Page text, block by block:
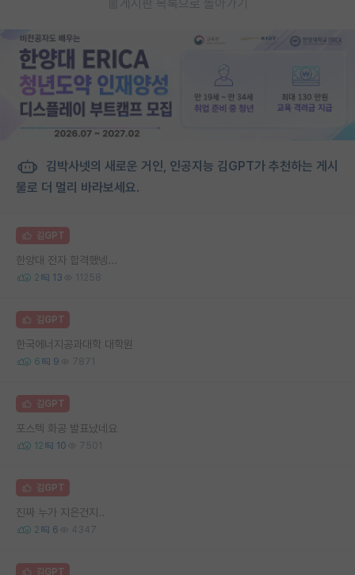
게시판 목록으로 돌아가기
김박사넷의 새로운 거인, 인공지능 김GPT가 추천하는 게시
물로 더 멀리 바라보세요.
김GPT
한양대 전자 합격했넹...
2 13 11258
김GPT
한국에너지공과대학 대학원
6 9 7871
김GPT
포스텍 화공 발표났네요
12 10 7501
김GPT
진짜 누가 지은건지..
2 6 4347
김GPT